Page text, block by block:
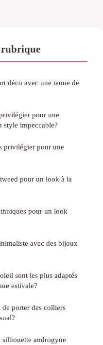
déco avec une tenue de
pour une
style impeccable?
privilégier pour une
pour un look à la
pour un look
avec des bijoux
sont les plus adaptés
estivale?
porter des colliers
androgyne